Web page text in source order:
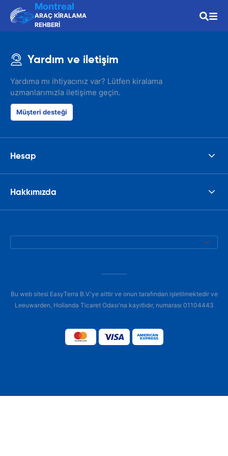
Montreal
ARAÇ KİRALAMA
REHBERİ
Yardım ve iletişim
Yardıma mı ihtiyacınız var? Lütfen kiralama
uzmanlarımızla iletişime geçin.
Müşteri desteği
Hesap
Hakkımızda
Bu web sitesi EasyTerra B.V.'ye aittir ve onun tarafından işletilmektedir ve
Leeuwarden, Hollanda Ticaret Odası'na kayıtlıdır, numarası 01104443